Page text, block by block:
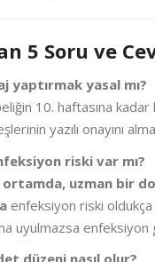
5 Soru ve
yaptırmak yasal mı?
10. haftasına kadar
yazılı onayını
riski var mı?
uzman bir
enfeksiyon riski
uyulmazsa enfeksiyon